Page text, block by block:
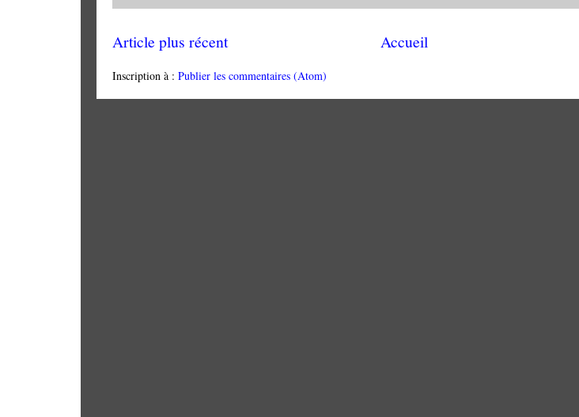
Article plus récent Accueil
Inscription à : Publier les commentaires (Atom)